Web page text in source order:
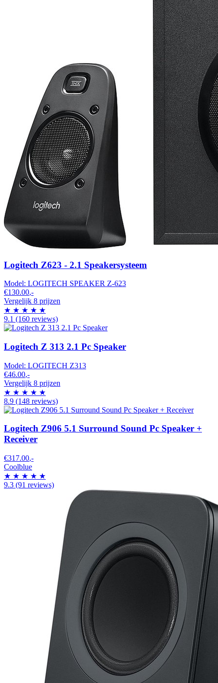
Logitech Z623 - 2.1 Speakersysteem
Model: LOGITECH SPEAKER Z-623
€130.00,-
Vergelijk 8 prijzen
★ ★ ★ ★ ★
9.1 (160 reviews)
Logitech Z 313 2.1 Pc Speaker
Model: LOGITECH Z313
€46.00,-
Vergelijk 8 prijzen
★ ★ ★ ★ ★
8.9 (148 reviews)
Logitech Z906 5.1 Surround Sound Pc Speaker +
Receiver
€317.00,-
Coolblue
★ ★ ★ ★ ★
9.3 (91 reviews)